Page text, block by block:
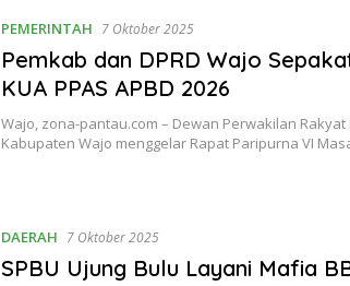
PEMERINTAH 7 Oktober 2025
Pemkab dan DPRD Wajo
KUA PPAS APBD 2026
Wajo, zona-pantau.com – Dewan Perwakilan Rakyat
Kabupaten Wajo menggelar Rapat Paripurna VI
DAERAH 7 Oktober 2025
SPBU Ujung Bulu Layani Mafia